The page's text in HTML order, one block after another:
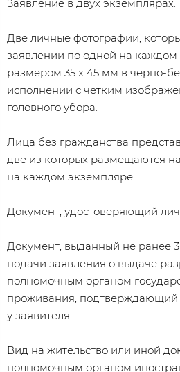
Заявление в двух экземплярах.
Две личные фотографии,
заявлении по одной на каждом
размером 35 x 45 мм в черно-
исполнении с четким
головного убора.
Лица без гражданства
две из которых размещаются
на каждом экземпляре.
Документ, удостоверяющий
Документ, выданный не ранее
подачи заявления о выдаче
полномочным органом
проживания, подтверждающий
у заявителя.
Вид на жительство или иной
полномочным органом